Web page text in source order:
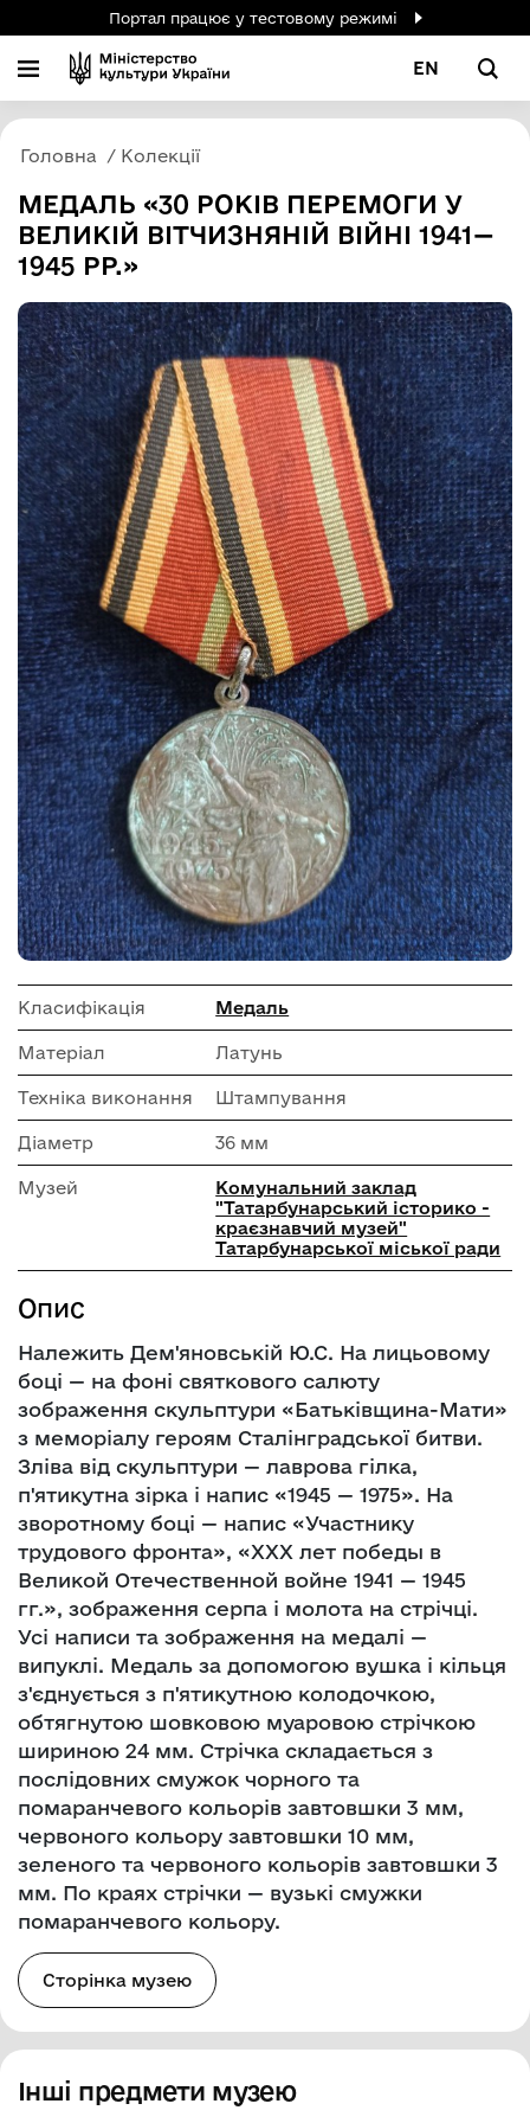
Портал працює у тестовому режимі
EN
Головна Колекції
МЕДАЛЬ «30 РОКІВ ПЕРЕМОГИ У
ВЕЛИКІЙ ВІТЧИЗНЯНІЙ ВІЙНІ 1941—
1945 РР.»
Класифікація Медаль
Матеріал Латунь
Техніка виконання Штампування
Діаметр 36 мм
Музей
Комунальний заклад
"Татарбунарський історико -
краєзнавчий музей"
Татарбунарської міської ради
Опис
Належить Дем'яновській Ю.С. На лицьовому
боці — на фоні святкового салюту
зображення скульптури «Батьківщина-Мати»
з меморіалу героям Сталінградської битви.
Зліва від скульптури — лаврова гілка,
п'ятикутна зірка і напис «1945 — 1975». На
зворотному боці — напис «Участнику
трудового фронта», «XXX лет победы в
Великой Отечественной войне 1941 — 1945
гг.», зображення серпа і молота на стрічці.
Усі написи та зображення на медалі —
випуклі. Медаль за допомогою вушка і кільця
з'єднується з п'ятикутною колодочкою,
обтягнутою шовковою муаровою стрічкою
шириною 24 мм. Стрічка складається з
послідовних смужок чорного та
помаранчевого кольорів завтовшки 3 мм,
червоного кольору завтовшки 10 мм,
зеленого та червоного кольорів завтовшки 3
мм. По краях стрічки — вузькі смужки
помаранчевого кольору.
Сторінка музею
Інші предмети музею